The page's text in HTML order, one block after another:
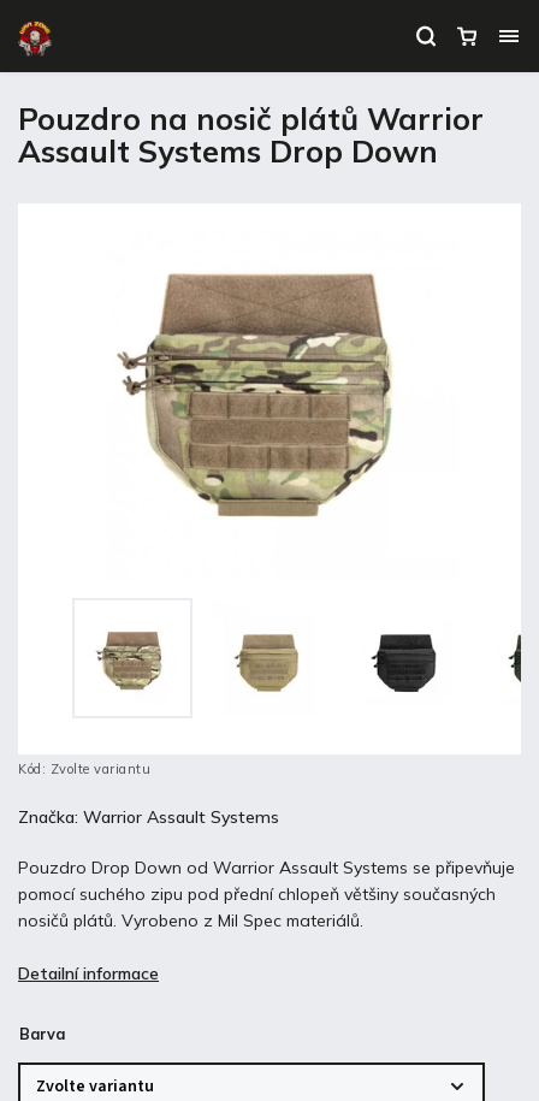
Pouzdro na nosič plátů Warrior
Assault Systems Drop Down
Kód: Zvolte variantu
Pouzdro Drop Down od Warrior Assault Systems se připevňuje
pomocí suchého zipu pod přední chlopeň většiny současných
nosičů plátů. Vyrobeno z Mil Spec materiálů.
Detailní informace
Značka: Warrior Assault Systems
Barva